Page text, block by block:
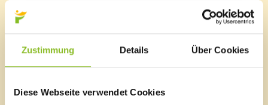
Zustimmung Details Über Cookies
Diese Webseite verwendet Cookies
Die Exkursion findet bei jeder Witterung statt.
Termin:
25.05.2023 18:30 Uhr Dauer ca. 1,5 Std.
Mittelschule Frastanz